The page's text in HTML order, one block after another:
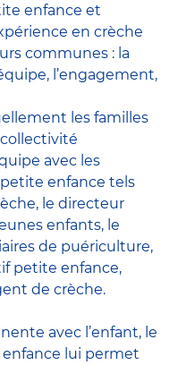
enfance et
en crèche
communes : la
l’engagement,
les familles
avec les
enfance tels
le directeur
enfants, le
de puériculture,
petite enfance,
de crèche.
avec l’enfant, le
enfance lui permet